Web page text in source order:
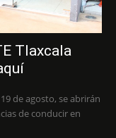
Tlaxcala
de agosto, se abrirán
de conducir en